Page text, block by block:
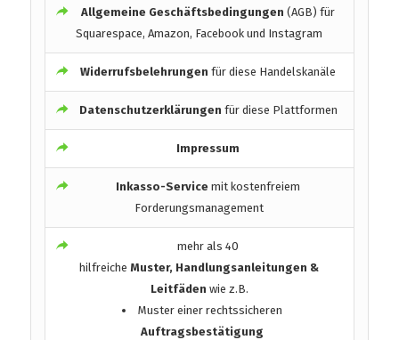
Allgemeine Geschäftsbedingungen (AGB) für
Squarespace, Amazon, Facebook und Instagram
Widerrufsbelehrungenfür diese Handelskanäle
Datenschutzerklärungen für diese Plattformen
Impressum
Inkasso-Service mit kostenfreiem
Forderungsmanagement
mehr als 40
hilfreicheMuster, Handlungsanleitungen &
Leitfäden wie z.B.
Muster einer rechtssicheren
Auftragsbestätigung